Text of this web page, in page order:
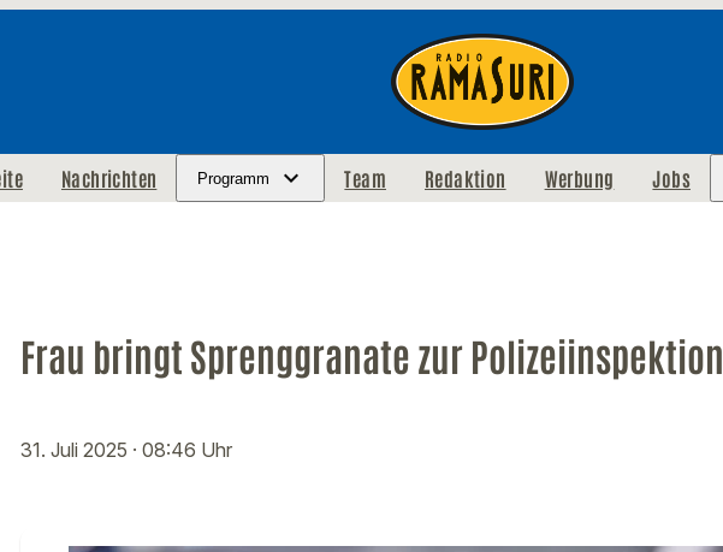
Nachrichten Programm Team Redaktion Werbung Jobs
Frau bringt Sprenggranate zur Polizeiinspektion
31. Juli 2025 · 08:46 Uhr